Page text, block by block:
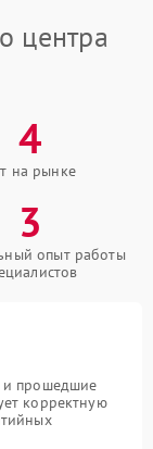
центра
4
на рынке
3
опыт работы
и прошедшие
корректную